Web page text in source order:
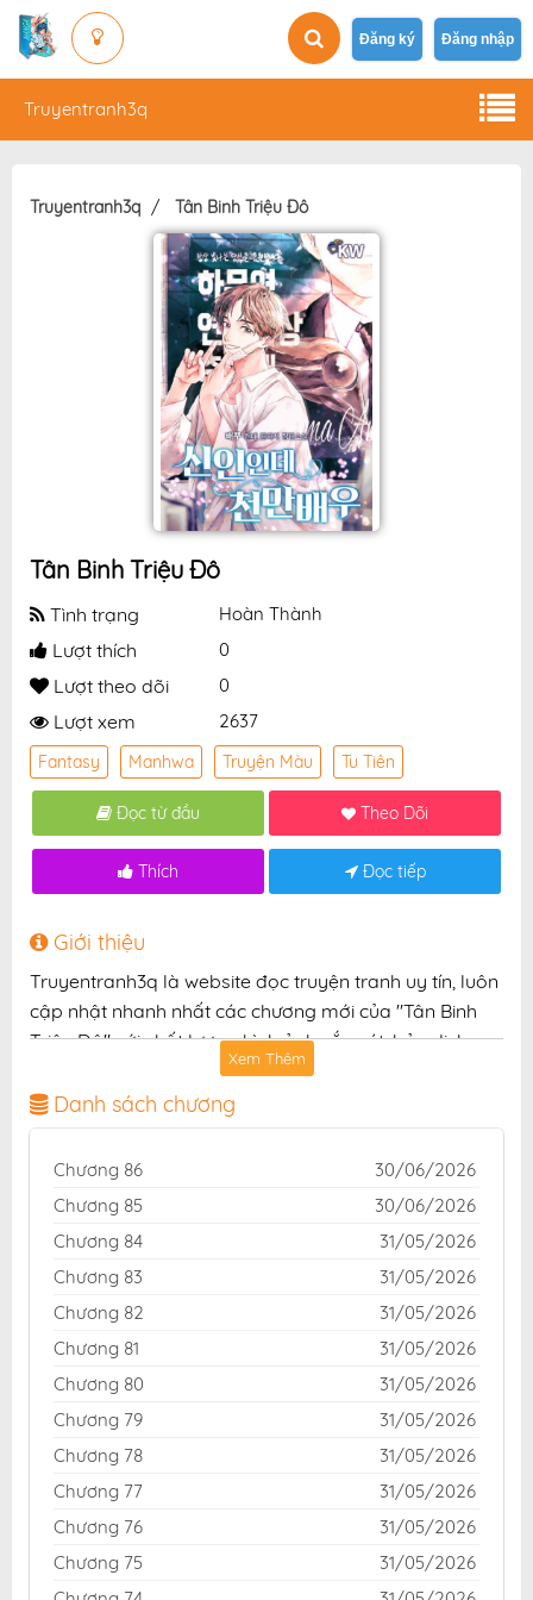
Đăng ký Đăng nhập
Truyentranh3q
Truyentranh3q Tân Binh Triệu Đô
Tân Binh Triệu Đô
Tình trạng Hoàn Thành
Lượt thích 0
Lượt theo dõi 0
Lượt xem 2637
Fantasy Manhwa Truyện Màu Tu Tiên
Đọc từ đầu Theo Dõi
Thích Đọc tiếp
Giới thiệu
Truyentranh3q là website đọc truyện tranh uy tín, luôn
cập nhật nhanh nhất các chương mới của "Tân Binh
Triệu Đô" với chất lượng hình ảnh sắc nét, bản dịch
chuẩn và giao diện thân thiện, mang đến trải nghiệm
đọc truyện hấp dẫn, tiện lợi, hoàn toàn miễn phí cho
độc giả yêu thích truyện tranh online.
Xem Thêm
Danh sách chương
Chương 86
30/06/2026
Chương 85
30/06/2026
Chương 84
31/05/2026
Chương 83
31/05/2026
Chương 82
31/05/2026
Chương 81
31/05/2026
Chương 80
31/05/2026
Chương 79
31/05/2026
Chương 78
31/05/2026
Chương 77
31/05/2026
Chương 76
31/05/2026
Chương 75
31/05/2026